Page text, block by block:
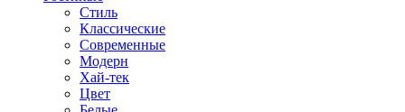
Стиль
Классические
Современные
Модерн
Хай-тек
Цвет